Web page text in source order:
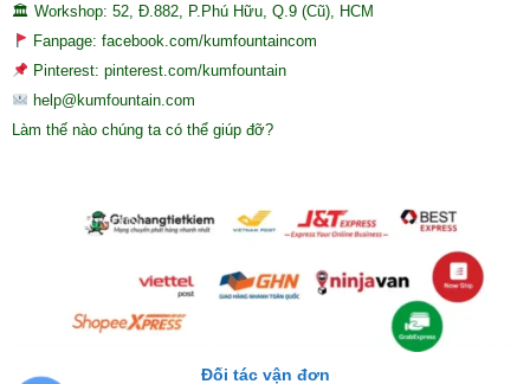
🏛 Workshop: 52, Đ.882, P.Phú Hữu, Q.9 (Cũ), HCM
Fanpage: facebook.com/kumfountaincom
Pinterest: pinterest.com/kumfountain
help@kumfountain.com
Làm thế nào chúng ta có thể giúp đỡ?
Đối tác vận đơn